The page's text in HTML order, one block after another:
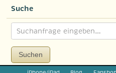
Suche
Suchen